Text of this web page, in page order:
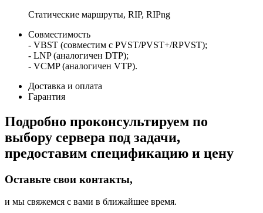
Статические маршруты, RIP, RIPng
Совместимость
- VBST (совместим с PVST/PVST+/RPVST);
- LNP (аналогичен DTP);
- VCMP (аналогичен VTP).
Доставка и оплата
Гарантия
Подробно проконсультируем по
выбору сервера под задачи,
предоставим спецификацию и цену
Оставьте свои контакты,
и мы свяжемся с вами в ближайшее время.